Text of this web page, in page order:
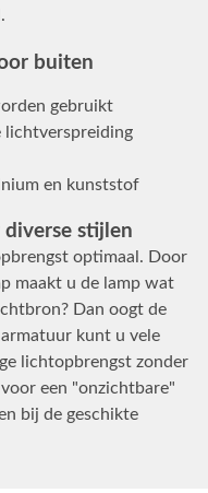
buiten
gebruikt
lichtverspreiding
en kunststof
stijlen
optimaal. Door
maakt u de lamp wat
Dan oogt de
kunt u vele
lichtopbrengst zonder
een "onzichtbare"
bij de geschikte